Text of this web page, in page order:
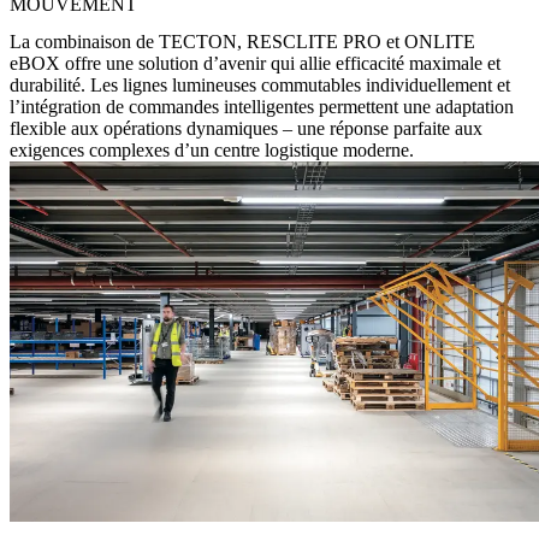
La combinaison de TECTON, RESCLITE PRO et ONLITE
eBOX offre une solution d’avenir qui allie efficacité maximale et
durabilité. Les lignes lumineuses commutables individuellement et
l’intégration de commandes intelligentes permettent une adaptation
flexible aux opérations dynamiques – une réponse parfaite aux
exigences complexes d’un centre logistique moderne.